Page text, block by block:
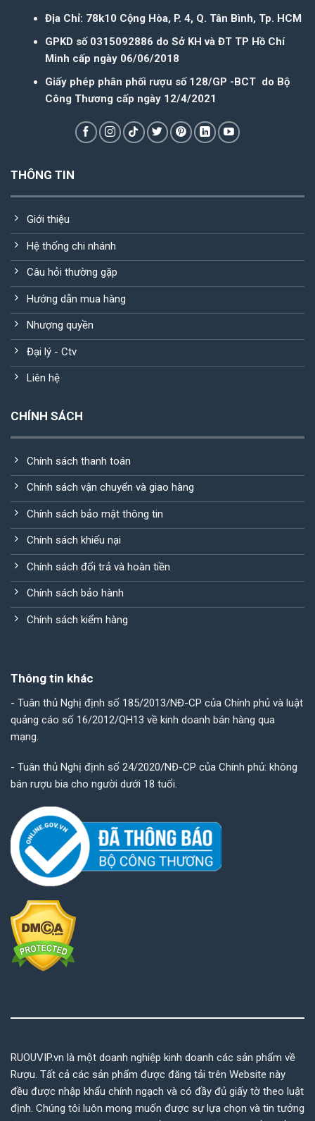
Địa Chỉ: 78k10 Cộng Hòa, P. 4, Q. Tân Bình, Tp. HCM
GPKD số 0315092886 do Sở KH và ĐT TP Hồ Chí
Minh cấp ngày 06/06/2018
Giấy phép phân phối rượu số 128/GP -BCT do Bộ
Công Thương cấp ngày 12/4/2021
THÔNG TIN
Giới thiệu
Hệ thống chi nhánh
Câu hỏi thường gặp
Hướng dẫn mua hàng
Nhượng quyền
Đại lý - Ctv
Liên hệ
CHÍNH SÁCH
Chính sách thanh toán
Chính sách vận chuyển và giao hàng
Chính sách bảo mật thông tin
Chính sách khiếu nại
Chính sách đổi trả và hoàn tiền
Chính sách bảo hành
Chính sách kiểm hàng
Thông tin khác
- Tuân thủ Nghị định số 185/2013/NĐ-CP của Chính phủ và luật
quảng cáo số 16/2012/QH13 về kinh doanh bán hàng qua
mạng.
- Tuân thủ Nghị định số 24/2020/NĐ-CP của Chính phủ: không
bán rượu bia cho người dưới 18 tuổi.
RUOUVIP.vn là một doanh nghiệp kinh doanh các sản phẩm về
Rượu. Tất cả các sản phẩm được đăng tải trên Website này
đều được nhập khẩu chính ngạch và có đầy đủ giấy tờ theo luật
định. Chúng tôi luôn mong muốn được sự lựa chọn và tin tưởng